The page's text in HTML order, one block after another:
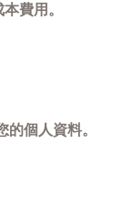
費用。
個人資料。